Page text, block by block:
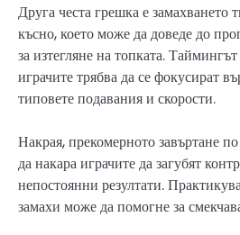
Друга честа грешка е замахването
късно, което може да доведе до
за изтегляне на топката.
играчите трябва да се фокусират
типовете подавания и скорости.
Накрая, прекомерното завъртане
да накара играчите да загубят
непостоянни резултати.
замахи може да помогне за